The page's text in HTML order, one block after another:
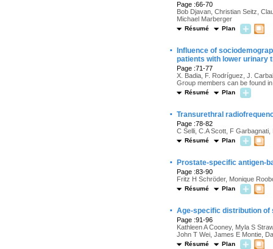
Page :66-70
Bob Djavan, Christian Seitz,
Michael Marberger
Résumé Plan
·
Influence of
patients with lower urinary
Page :71-77
X. Badia, F. Rodríguez, J.
Group members can be found
Résumé Plan
· Transurethral
Page :78-82
C Selli, C.A Scott, F
Résumé Plan
· Prostate-specific antigen-
Page :83-90
Fritz H Schröder, Monique
Résumé Plan
· Age-specific distribution of
Page :91-96
Kathleen A Cooney, Myla S
John T Wei, James E Montie,
Résumé Plan